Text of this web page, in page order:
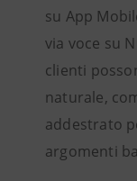
su App
via voce su
clienti
naturale,
addestrato
argomenti